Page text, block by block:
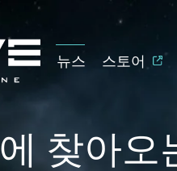
뉴스 스토어
에 찾아